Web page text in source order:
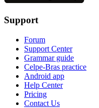
Support
Forum
Support Center
Grammar guide
Celpe-Bras practice
Android app
Help Center
Pricing
Contact Us